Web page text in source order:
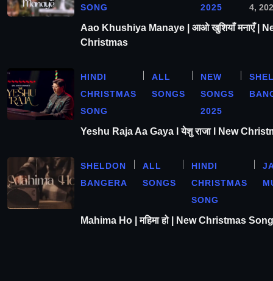
SONG
2025
4,
Aao Khushiya Manaye | आओ खुशियाँ मनाएँ |
Christmas
HINDI
CHRISTMAS
SONG
ALL
SONGS
NEW
SONGS
2025
Yeshu Raja Aa Gaya l येशु राजा l New
SHELDON
BANGERA
ALL
SONGS
HINDI
CHRISTMAS
SONG
Mahima Ho | महिमा हो | New Christmas Song